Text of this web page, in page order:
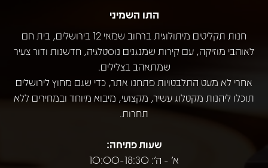
התו השמיני
חנות תקליטים מיתולוגית ברחוב שמאי 12 בירושלים, בית חם
לאוהבי מוזיקה, עם קירות שמנגנים נוסטלגיה, חדשנות ודור צעיר
שמתאהב בצלילים.
אחרי לא מעט התלבטויות פתחנו אתר, כדי שגם מחוץ לירושלים
תוכלו ליהנות מקטלוג עשיר, מקצועי, מיבוא מיוחד ובמחירים ללא
תחרות.
שעות פתיחה:
א' - ה': 10:00-18:30